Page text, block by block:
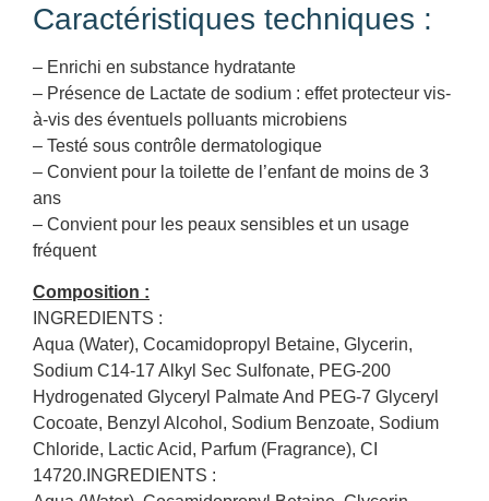
Caractéristiques techniques :
– Enrichi en substance hydratante
– Présence de Lactate de sodium : effet protecteur vis-
à-vis des éventuels polluants microbiens
– Testé sous contrôle dermatologique
– Convient pour la toilette de l’enfant de moins de 3
ans
– Convient pour les peaux sensibles et un usage
fréquent
Composition :
INGREDIENTS :
Aqua (Water), Cocamidopropyl Betaine, Glycerin,
Sodium C14-17 Alkyl Sec Sulfonate, PEG-200
Hydrogenated Glyceryl Palmate And PEG-7 Glyceryl
Cocoate, Benzyl Alcohol, Sodium Benzoate, Sodium
Chloride, Lactic Acid, Parfum (Fragrance), CI
14720.INGREDIENTS :